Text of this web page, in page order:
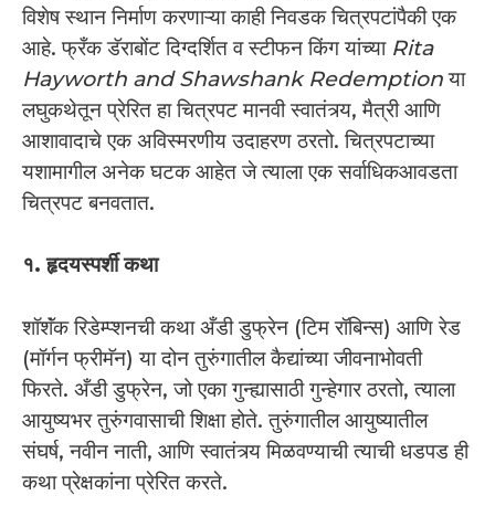
विशेष स्थान निर्माण करणाऱ्या काही निवडक चित्रपटांपैकी एक
आहे. फ्रँक डॅराबोंट दिग्दर्शित व स्टीफन किंग यांच्या Rita
Hayworth and Shawshank Redemptionया
लघुकथेतून प्रेरित हा चित्रपट मानवी स्वातंत्र्य, मैत्री आणि
आशावादाचे एक अविस्मरणीय उदाहरण ठरतो. चित्रपटाच्या
यशामागील अनेक घटक आहेत जे त्याला एक सर्वाधिकआवडता
चित्रपट बनवतात.
१. हृदयस्पर्शी कथा
शॉशॅंक रिडेम्प्शनची कथा अँडी डुफ्रेन (टिम रॉबिन्स) आणि रेड
(मॉर्गन फ्रीमॅन) या दोन तुरुंगातील कैद्यांच्या जीवनाभोवती
फिरते. अँडी डुफ्रेन, जो एका गुन्ह्यासाठी गुन्हेगार ठरतो, त्याला
आयुष्यभर तुरुंगवासाची शिक्षा होते. तुरुंगातील आयुष्यातील
संघर्ष, नवीन नाती, आणि स्वातंत्र्य मिळवण्याची त्याची धडपड ही
कथा प्रेक्षकांना प्रेरित करते.